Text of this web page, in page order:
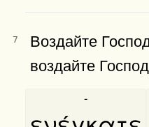
7
Воздайте
воздайте
-